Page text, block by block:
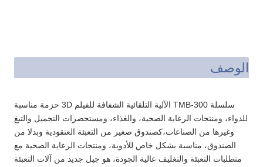
الوصف
سلسلة TMB-300 الآلية التلقائية الشفافة للفيلم 3D حزمة مناسبة
للدواء، ومنتجات الرعاية الصحية، والغذاء، ومستحضرات التجميل والتبغ
وغيرها من الصناعات،كصندوق صغير من التعبئة العنقودية وبدلا من
الصندوق، مناسبة بشكل خاص للأدوية، ومنتجات الرعاية الصحية مع
متطلبات التعبئة والتغليف عالية الجودة، هو جيل جديد من آلات التعبئة